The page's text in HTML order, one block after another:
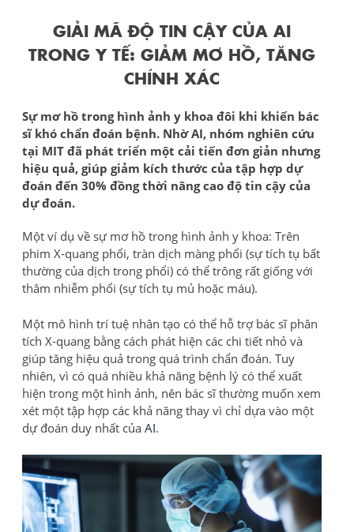
GIẢI MÃ ĐỘ TIN CẬY CỦA AI
TRONG Y TẾ: GIẢM MƠ HỒ, TĂNG
CHÍNH XÁC
Sự mơ hồ trong hình ảnh y khoa đôi khi khiến bác
sĩ khó chẩn đoán bệnh. Nhờ AI, nhóm nghiên cứu
tại MIT đã phát triển một cải tiến đơn giản nhưng
hiệu quả, giúp giảm kích thước của tập hợp dự
đoán đến 30% đồng thời nâng cao độ tin cậy của
dự đoán.
Một ví dụ về sự mơ hồ trong hình ảnh y khoa: Trên
phim X-quang phổi, tràn dịch màng phổi (sự tích tụ bất
thường của dịch trong phổi) có thể trông rất giống với
thâm nhiễm phổi (sự tích tụ mủ hoặc máu).
Một mô hình trí tuệ nhân tạo có thể hỗ trợ bác sĩ phân
tích X-quang bằng cách phát hiện các chi tiết nhỏ và
giúp tăng hiệu quả trong quá trình chẩn đoán. Tuy
nhiên, vì có quá nhiều khả năng bệnh lý có thể xuất
hiện trong một hình ảnh, nên bác sĩ thường muốn xem
xét một tập hợp các khả năng thay vì chỉ dựa vào một
dự đoán duy nhất của AI.